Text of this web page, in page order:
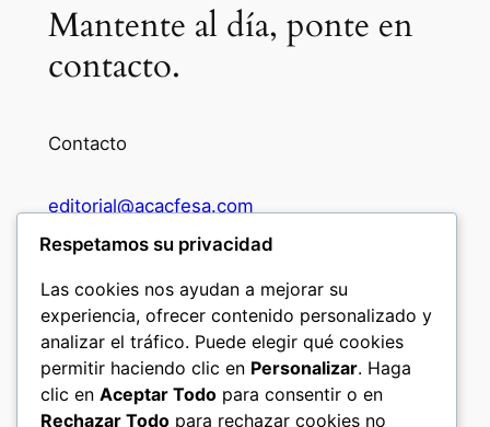
Mantente al día, ponte en
contacto.
Contacto
editorial@acacfesa.com
Quito: +593 97 914 5699
Seguir
Respetamos su privacidad
Las cookies nos ayudan a mejorar su
experiencia, ofrecer contenido personalizado y
analizar el tráfico. Puede elegir qué cookies
permitir haciendo clic en Personalizar. Haga
clic en Aceptar Todo para consentir o en
Rechazar Todo para rechazar cookies no